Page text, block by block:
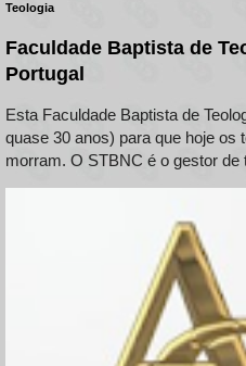
Teologia
Faculdade Baptista de
Portugal
Esta Faculdade Baptista de
quase 30 anos) para que hoje os
morram. O STBNC é o gestor de